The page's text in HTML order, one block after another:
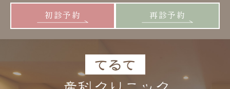
初診予約 再診予約